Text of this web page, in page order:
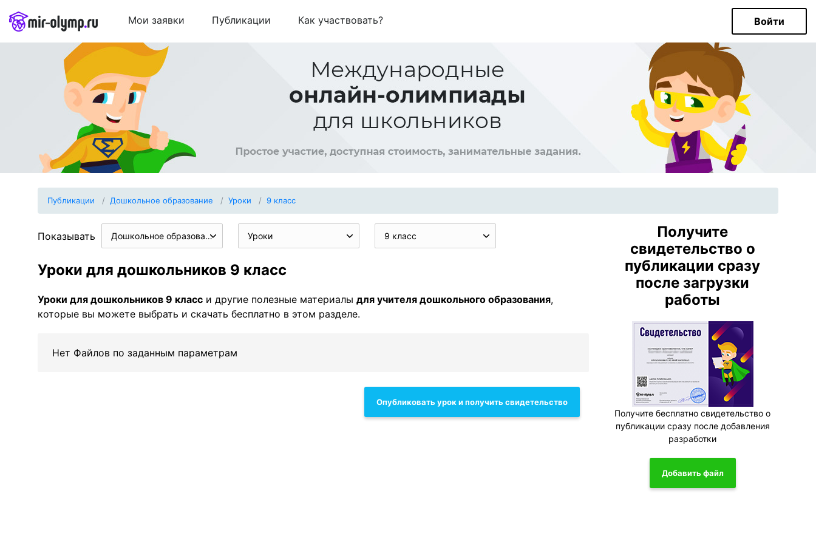
Мои заявки Публикации Как участвовать? Войти
Публикации Дошкольное образование Уроки 9 класс
Показывать Дошкольное образование Уроки 9 класс
Уроки для дошкольников 9 класс
Уроки для дошкольников 9 класс и другие полезные материалы для учителя дошкольного образования,
которые вы можете выбрать и скачать бесплатно в этом разделе.
Нет Файлов по заданным параметрам
Опубликовать урок и получить свидетельство
Получите
свидетельство о
публикации сразу
после загрузки
работы
Получите бесплатно свидетельство о
публикации сразу после добавления
разработки
Добавить файл